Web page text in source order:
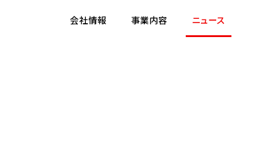
会社情報 事業内容 ニュース